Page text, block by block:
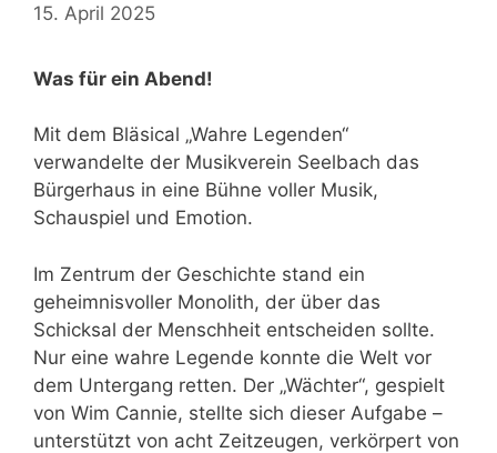
15. April 2025
Was für ein Abend!
Mit dem Bläsical „Wahre Legenden“
verwandelte der Musikverein Seelbach das
Bürgerhaus in eine Bühne voller Musik,
Schauspiel und Emotion.
Im Zentrum der Geschichte stand ein
geheimnisvoller Monolith, der über das
Schicksal der Menschheit entscheiden sollte.
Nur eine wahre Legende konnte die Welt vor
dem Untergang retten. Der „Wächter“, gespielt
von Wim Cannie, stellte sich dieser Aufgabe –
unterstützt von acht Zeitzeugen, verkörpert von